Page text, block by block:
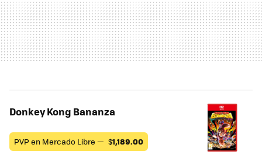
Donkey Kong Bananza
PVP en Mercado Libre — $1,189.00